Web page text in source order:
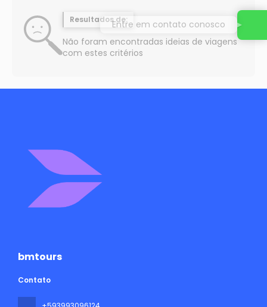
Resultados de:
Não foram encontradas ideias de viagens
com estes critérios
bmtours
Contato
Entre em contato conosco